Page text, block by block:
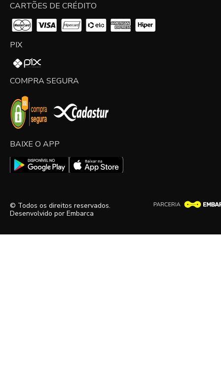
CARTÕES DE CRÉDITO
PIX
COMPRA SEGURA
BAIXE O APP
© Todos os direitos reservados.
Desenvolvido por Embarca